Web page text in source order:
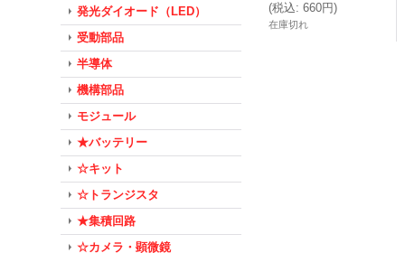
発光ダイオード（LED）
受動部品
半導体
機構部品
モジュール
★バッテリー
☆キット
☆トランジスタ
★集積回路
☆カメラ・顕微鏡
(税込: 660円)
在庫切れ